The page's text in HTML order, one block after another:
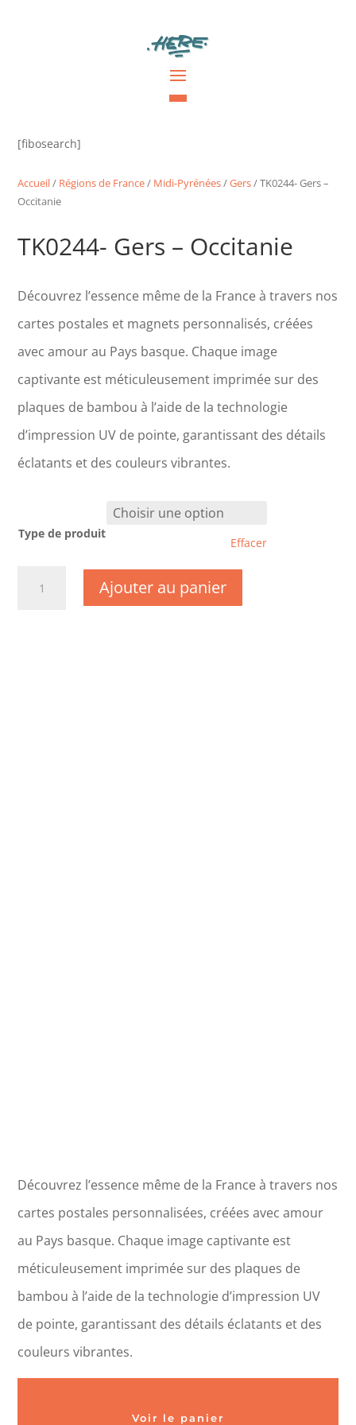
[fibosearch]
Accueil/ Régions de France/ Midi-Pyrénées/Gers/ TK0244- Gers –
Occitanie
TK0244- Gers – Occitanie
Découvrez l’essence même de la France à travers nos
cartes postales et magnets personnalisés, créées
avec amour au Pays basque. Chaque image
captivante est méticuleusement imprimée sur des
plaques de bambou à l’aide de la technologie
d’impression UV de pointe, garantissant des détails
éclatants et des couleurs vibrantes.
Type de produit
Effacer
Ajouter au panier
Découvrez l’essence même de la France à travers nos
cartes postales personnalisées, créées avec amour
au Pays basque. Chaque image captivante est
méticuleusement imprimée sur des plaques de
bambou à l’aide de la technologie d’impression UV
de pointe, garantissant des détails éclatants et des
couleurs vibrantes.
Voir le panier